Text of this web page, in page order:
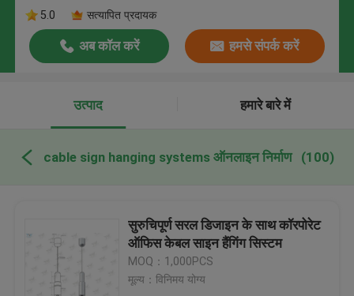
5.0
सत्यापित प्रदायक
अब कॉल करें हमसे संपर्क करें
उत्पाद हमारे बारे में
cable sign hanging systems ऑनलाइन निर्माण (100)
सुरुचिपूर्ण सरल डिजाइन के साथ कॉरपोरेट
ऑफिस केबल साइन हैंगिंग सिस्टम
MOQ：1,000PCS
मूल्य：विनिमय योग्य